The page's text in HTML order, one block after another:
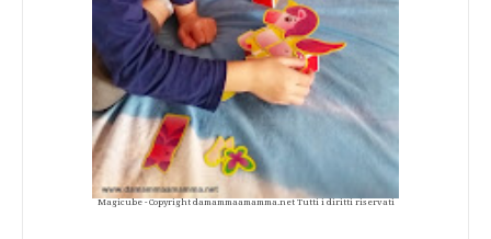
Magicube - Copyright damammaamamma.net Tutti i diritti riservati